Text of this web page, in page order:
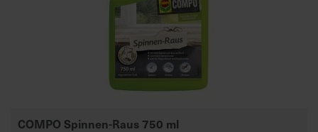
COMPO Spinnen-Raus 750 ml